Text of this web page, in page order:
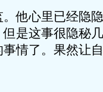
他心里已经隐
是这事很隐秘
情了。果然让自